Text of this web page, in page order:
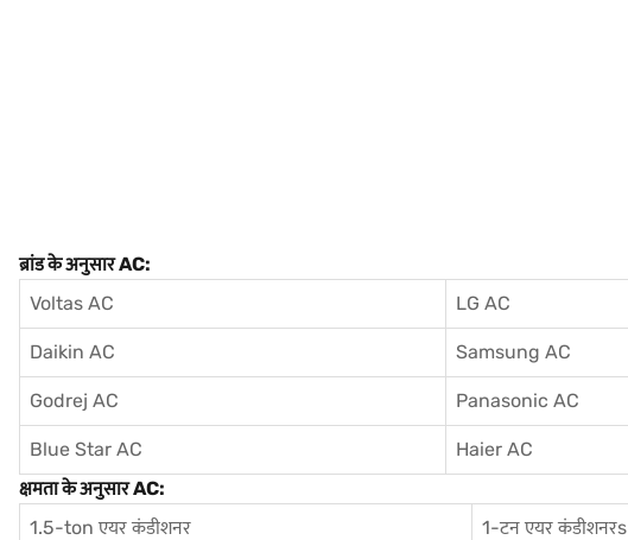
ब्रांड के अनुसार AC:
Voltas AC
LG AC
Daikin AC Samsung AC
Godrej AC Panasonic AC
Blue Star AC Haier AC
क्षमता के अनुसार AC:
1.5-ton एयर कंडीशनर
1-टन एयर कंडीशनरs